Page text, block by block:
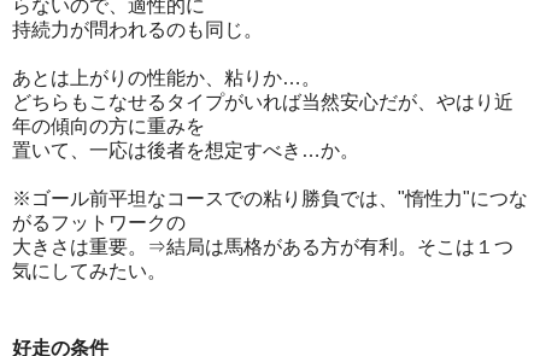
らないので、適性的に
持続力が問われるのも同じ。
あとは上がりの性能か、粘りか…。
どちらもこなせるタイプがいれば当然安心だが、やはり近
年の傾向の方に重みを
置いて、一応は後者を想定すべき…か。
※ゴール前平坦なコースでの粘り勝負では、"惰性力"につな
がるフットワークの
大きさは重要。⇒結局は馬格がある方が有利。そこは１つ
気にしてみたい。
好走の条件